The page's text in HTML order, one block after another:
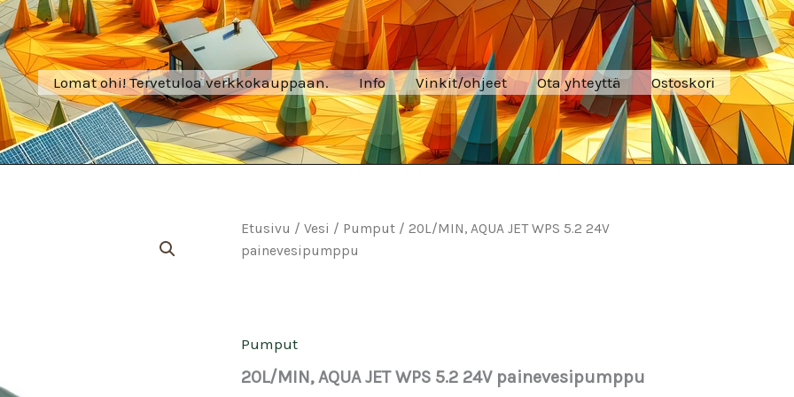
Lomat ohi! Tervetuloa verkkokauppaan. Info Vinkit/ohjeet Ota yhteyttä Ostoskori
Etusivu / Vesi / Pumput / 20L/MIN, AQUA JET WPS 5.2 24V
painevesipumppu
Pumput
20L/MIN, AQUA JET WPS 5.2 24V painevesipumppu